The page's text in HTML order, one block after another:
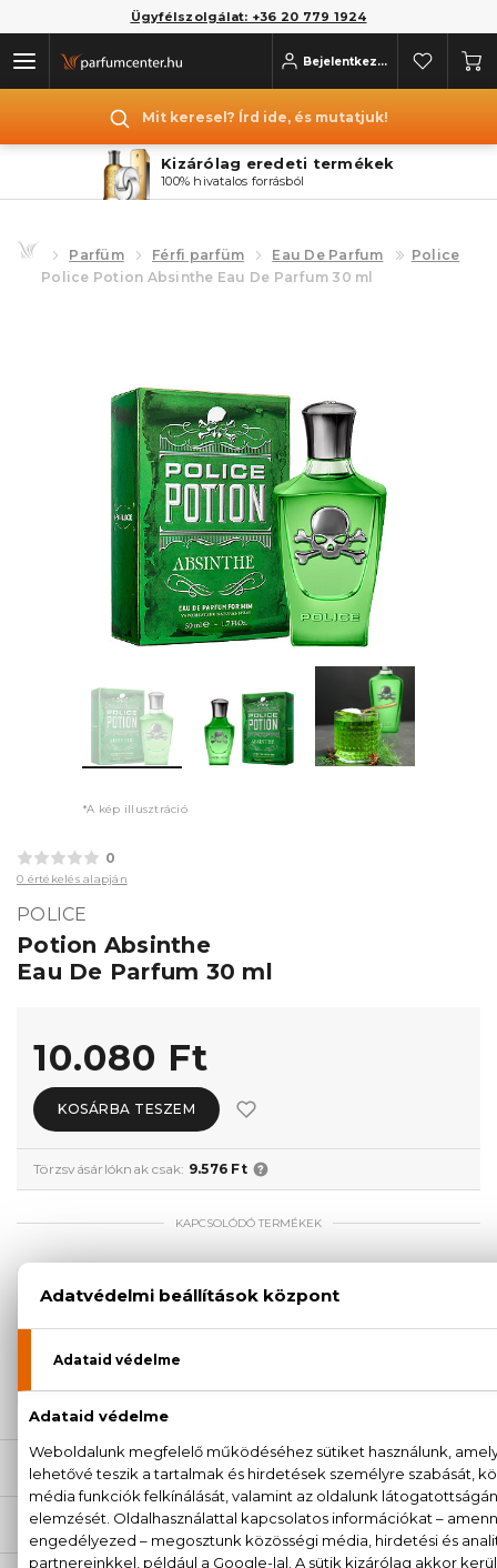
Ügyfélszolgálat: +36 20 779 1924
Bejelentkezés
Mit keresel? Írd ide, és mutatjuk!
Kizárólag eredeti termékek
100% hivatalos forrásból
Parfüm Férfi parfüm Eau De Parfum
Police
Police Potion Absinthe Eau De Parfum 30 ml
*A kép illusztráció
0
0 értékelés alapján
POLICE
Potion Absinthe
Eau De Parfum 30 ml
10.080 Ft
KOSÁRBA TESZEM
Törzsvásárlóknak csak: 9.576 Ft
KAPCSOLÓDÓ TERMÉKEK
100% eredeti termékek,14 napos visszaküldési
20 779 1924
LEÍRÁS
ÉRTÉKELÉSEK (0)